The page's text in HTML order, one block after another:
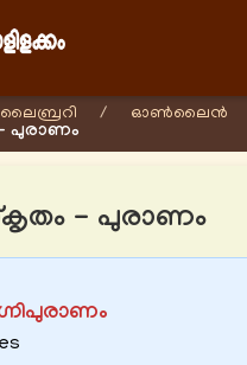
ലൈബ്രറി / ഓണ്‍ലൈന്‍
പുരാണം
- പുരാണം